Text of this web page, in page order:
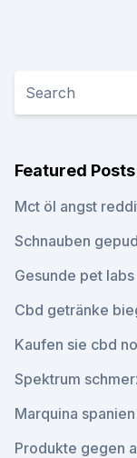
Featured Posts
Mct öl angst
Schnauben
Gesunde pet
Cbd getränke
Kaufen sie cbd
Spektrum
Marquina spanien
Produkte gegen